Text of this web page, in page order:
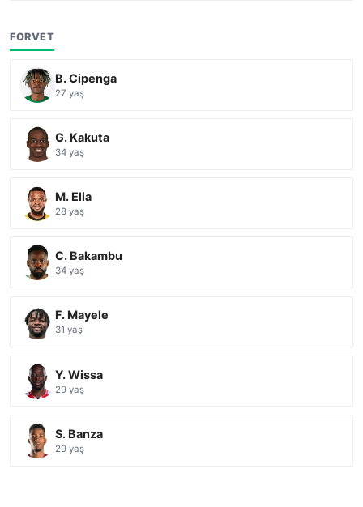
FORVET
B. Cipenga
27 yaş
G. Kakuta
34 yaş
M. Elia
28 yaş
C. Bakambu
34 yaş
F. Mayele
31 yaş
Y. Wissa
29 yaş
S. Banza
29 yaş